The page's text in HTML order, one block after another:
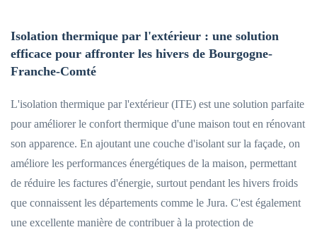
Isolation thermique par l'extérieur : une solution
efficace pour affronter les hivers de Bourgogne-
Franche-Comté
L'isolation thermique par l'extérieur (ITE) est une solution parfaite
pour améliorer le confort thermique d'une maison tout en rénovant
son apparence. En ajoutant une couche d'isolant sur la façade, on
améliore les performances énergétiques de la maison, permettant
de réduire les factures d'énergie, surtout pendant les hivers froids
que connaissent les départements comme le Jura. C'est également
une excellente manière de contribuer à la protection de